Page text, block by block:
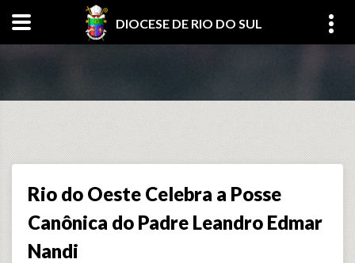
DIOCESE DE RIO DO SUL
Rio do Oeste Celebra a Posse
Canônica do Padre Leandro Edmar
Nandi